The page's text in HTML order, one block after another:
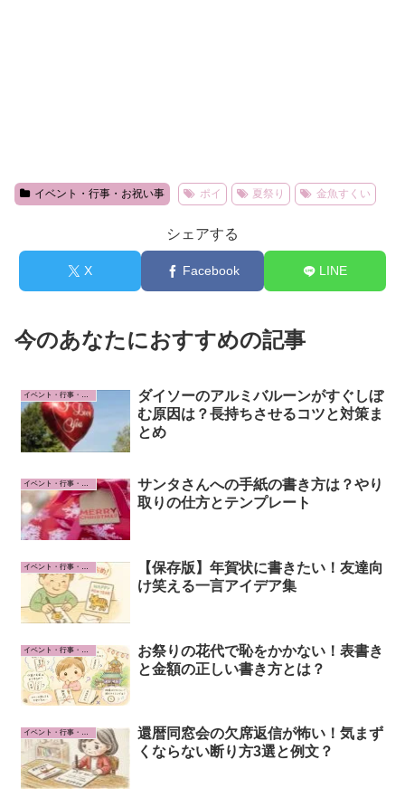
イベント・行事・お祝い事 ポイ 夏祭り 金魚すくい
シェアする
X Facebook LINE
今のあなたにおすすめの記事
イベント・行事・お祝い事
ダイソーのアルミバルーンがすぐしぼ
む原因は？長持ちさせるコツと対策ま
とめ
イベント・行事・お祝い事
サンタさんへの手紙の書き方は？やり
取りの仕方とテンプレート
イベント・行事・お祝い事
【保存版】年賀状に書きたい！友達向
け笑える一言アイデア集
お祭りの花代で恥をかかない！表書き
と金額の正しい書き方とは？
還暦同窓会の欠席返信が怖い！気まず
くならない断り方3選と例文？